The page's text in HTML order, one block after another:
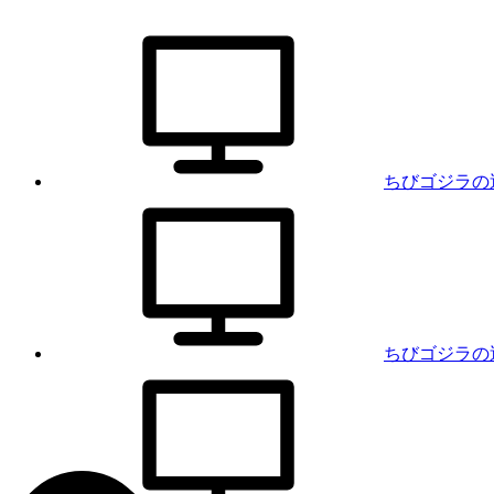
ちびゴジラの
ちびゴジラの